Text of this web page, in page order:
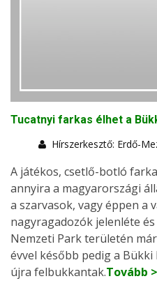
Tucatnyi farkas élhet a
Hírszerkesztő: Erdő-
A játékos, csetlő-botló
annyira a magyarországi
a szarvasok, vagy éppen a
nagyragadozók jelenléte
Nemzeti Park területén
évvel később pedig a
újra felbukkantak.Tovább